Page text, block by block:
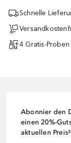
Schnelle
4 Gratis-
Abonnier den
einen 20%-
aktuellen